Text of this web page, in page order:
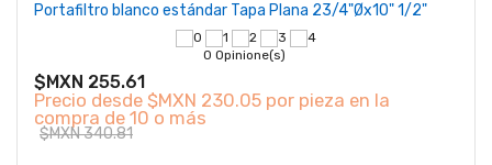
Portafiltro blanco estándar Tapa Plana 23/4"Øx10" 1/2"
0 Opinione(s)
$MXN 255.61
Precio desde $MXN 230.05 por pieza en la
compra de 10 o más
$MXN 340.81